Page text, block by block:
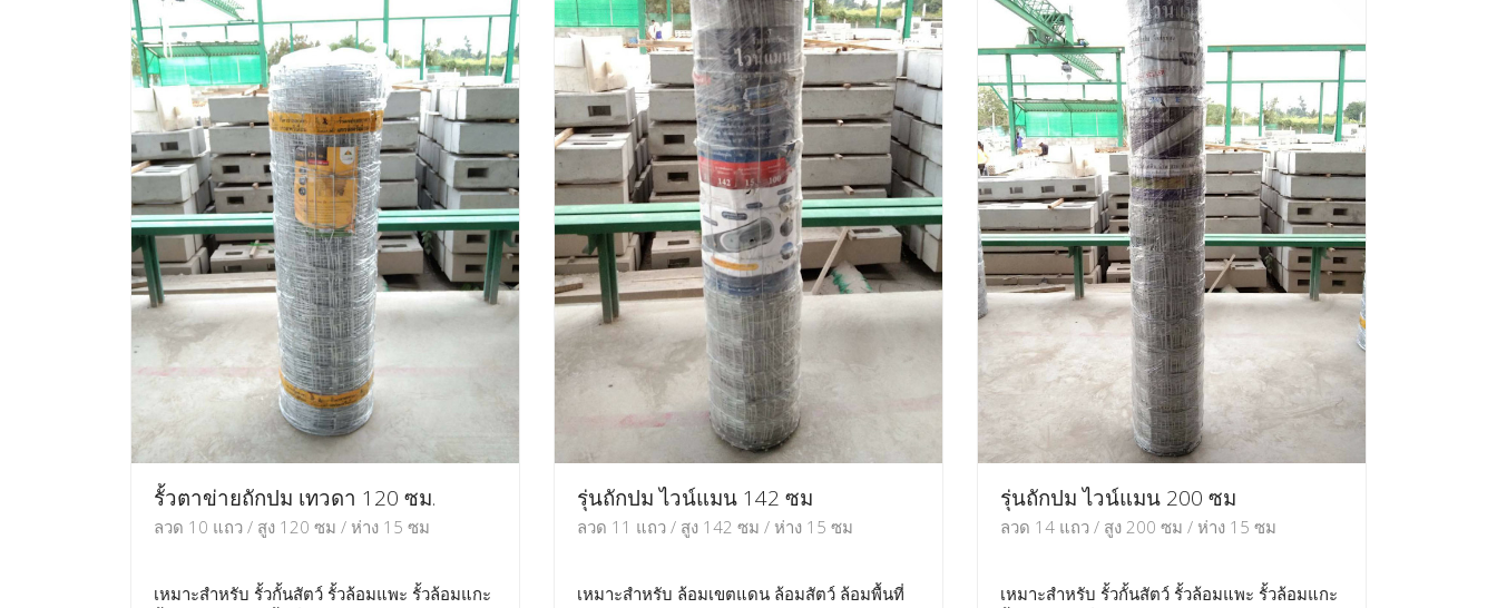
รั้วตาข่ายถักปม เทวดา 120 ซม.
ลวด 10 แถว / สูง 120 ซม / ห่าง 15 ซม
เหมาะสำหรับ รั้วกั้นสัตว์ รั้วล้อมแพะ รั้วล้อมแกะ
รุ่นถักปม ไวน์แมน 142 ซม
ลวด 11 แถว / สูง 142 ซม / ห่าง 15 ซม
เหมาะสำหรับ ล้อมเขตแดน ล้อมสัตว์ ล้อมพื้นที่
รุ่นถักปม ไวน์แมน 200 ซม
ลวด 14 แถว / สูง 200 ซม / ห่าง 15 ซม
เหมาะสำหรับ รั้วกั้นสัตว์ รั้วล้อมแพะ รั้วล้อมแกะ